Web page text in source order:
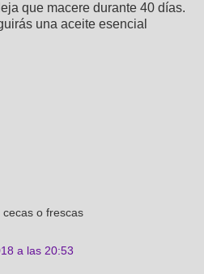
que macere durante 40 días.
una aceite esencial
o frescas
a las 20:53